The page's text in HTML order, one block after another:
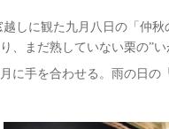
しに観た九月八日の「仲
、まだ熟していない栗の”
に手を合わせる。雨の日の